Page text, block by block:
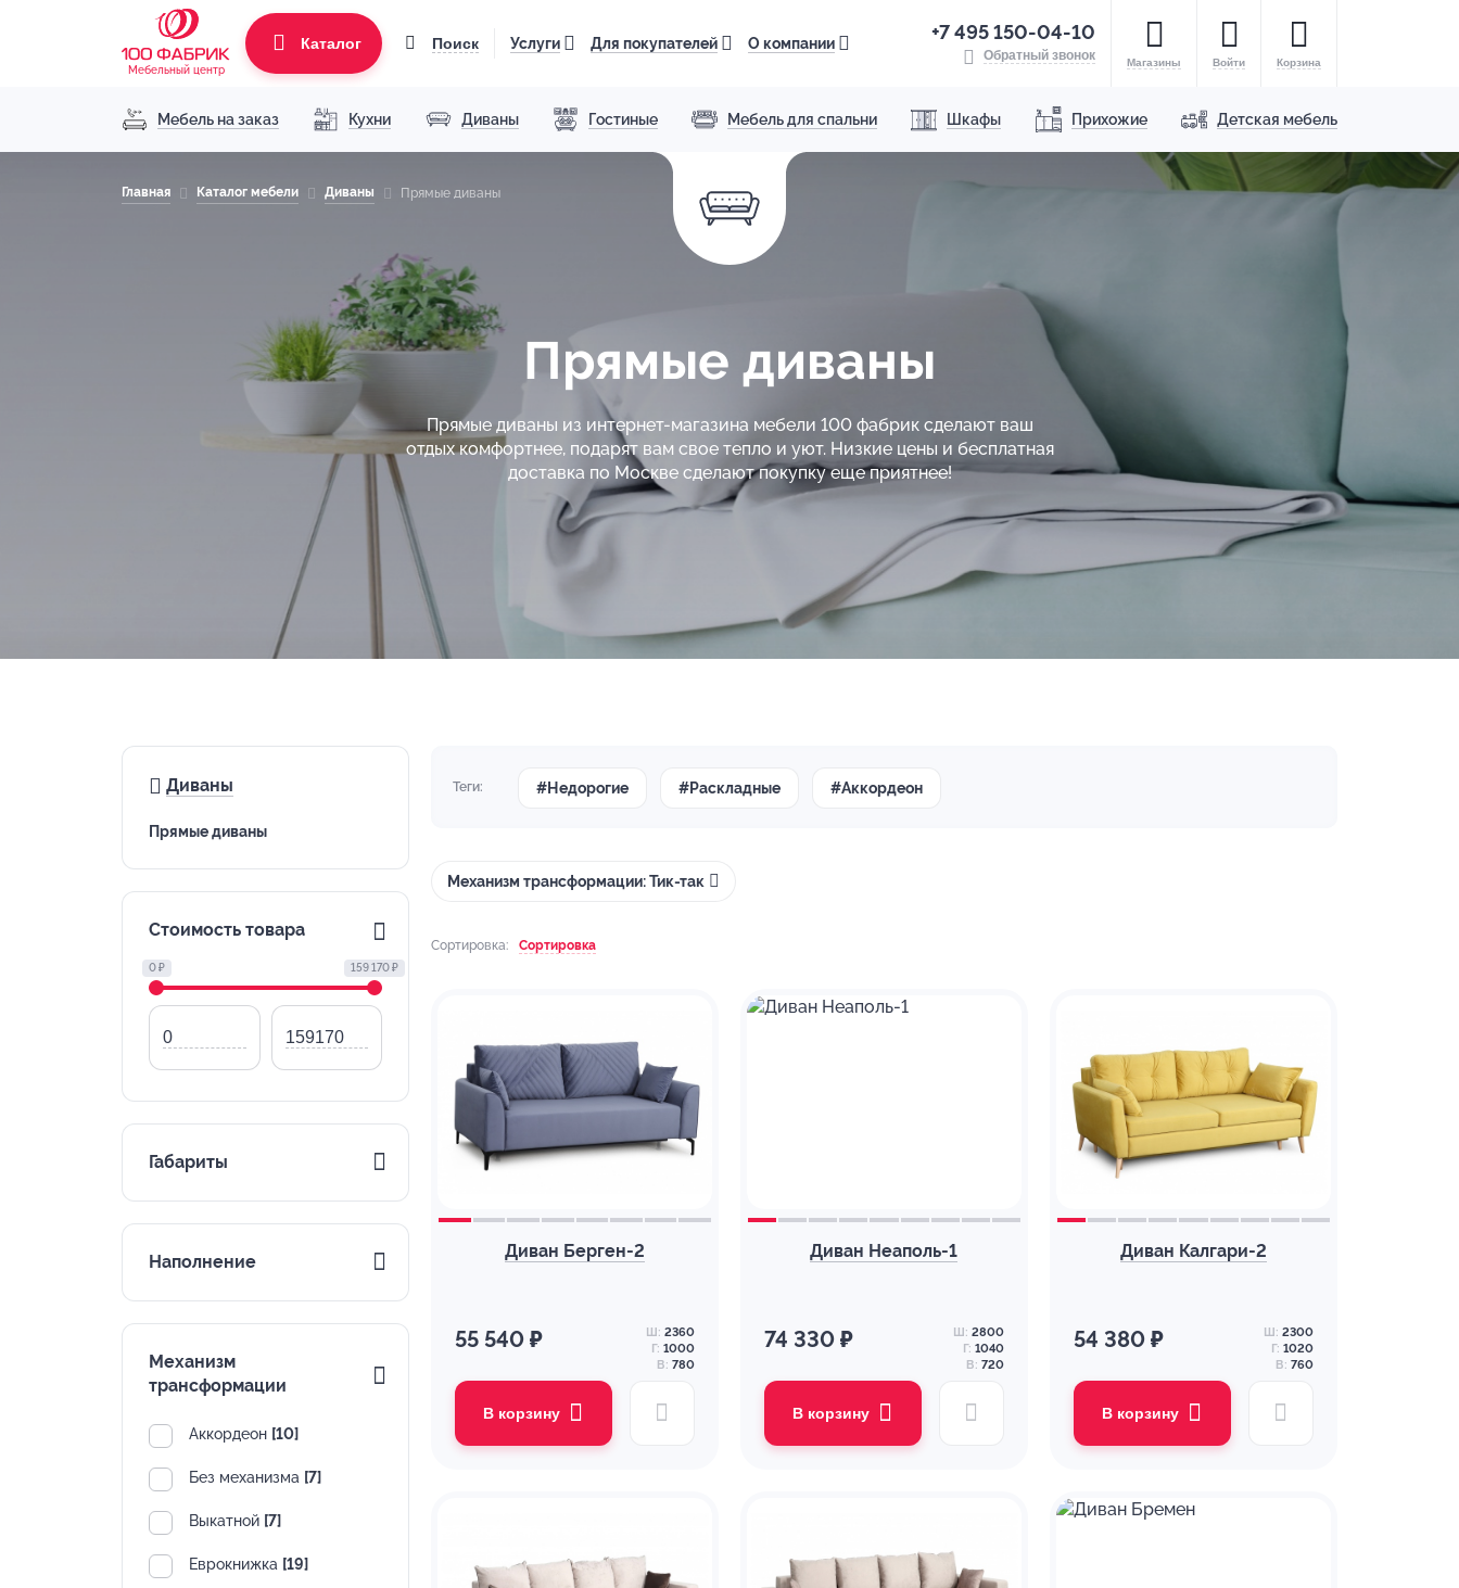
Мебельный центр
Каталог Поиск Услуги Для покупателей О компании +7 495 150-04-10
Обратный звонок Магазины Войти Корзина
Мебель на заказ Кухни Диваны Гостиные Мебель для спальни Шкафы Прихожие Детская мебель
Главная Каталог мебели Диваны Прямые диваны
Прямые диваны
Прямые диваны из интернет-магазина мебели 100 фабрик сделают ваш
отдых комфортнее, подарят вам свое тепло и уют. Низкие цены и бесплатная
доставка по Москве сделают покупку еще приятнее!
Диваны
Прямые диваны
Стоимость товара
0 ₽ 159 170 ₽
Габариты
Наполнение
Механизм
трансформации
Аккордеон [10]
Без механизма [7]
Выкатной [7]
Еврокнижка [19]
Теги: #Недорогие #Раскладные #Аккордеон
Механизм трансформации: Тик-так
Сортировка: Сортировка
Диван Берген-2
55 540 ₽ Ш: 2360
Г: 1000
В: 780
В корзину
Диван Неаполь-1
74 330 ₽ Ш: 2800
Г: 1040
В: 720
В корзину
Диван Калгари-2
54 380 ₽ Ш: 2300
Г: 1020
В: 760
В корзину